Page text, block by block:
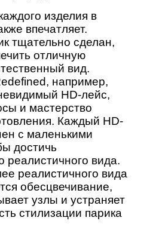
изделия в
впечатляет.
тщательно сделан,
отличную
вид.
например,
HD-лейс,
и мастерство
Каждый HD-
с маленькими
достичь
реалистичного вида.
реалистичного вида
обесцвечивание,
узлы и устраняет
стилизации парика